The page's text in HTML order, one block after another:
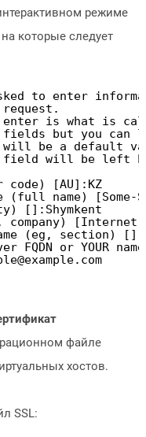
режиме
которые следует
to enter
enter is what is
but you can
will be a default
will be left
code) [AU]:KZ
(full name) [Some-
[]:Shymkent
company)
(eg, section)
FQDN or YOUR
файле
хостов.
SSL: